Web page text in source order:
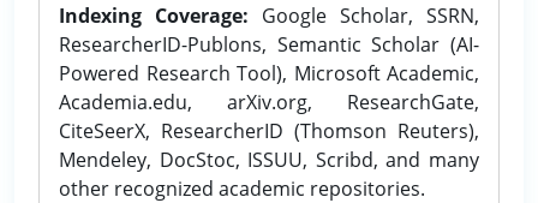
Indexing Coverage: Google Scholar, SSRN,
ResearcherID-Publons, Semantic Scholar (AI-
Powered Research Tool), Microsoft Academic,
Academia.edu, arXiv.org, ResearchGate,
CiteSeerX, ResearcherID (Thomson Reuters),
Mendeley, DocStoc, ISSUU, Scribd, and many
other recognized academic repositories.